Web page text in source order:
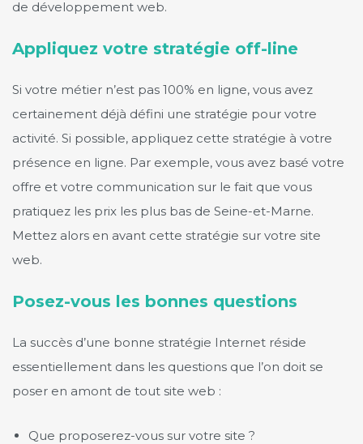
de développement web.
Appliquez votre stratégie off-line
Si votre métier n’est pas 100% en ligne, vous avez
certainement déjà défini une stratégie pour votre
activité. Si possible, appliquez cette stratégie à votre
présence en ligne. Par exemple, vous avez basé votre
offre et votre communication sur le fait que vous
pratiquez les prix les plus bas de Seine-et-Marne.
Mettez alors en avant cette stratégie sur votre site
web.
Posez-vous les bonnes questions
La succès d’une bonne stratégie Internet réside
essentiellement dans les questions que l’on doit se
poser en amont de tout site web :
Que proposerez-vous sur votre site ?